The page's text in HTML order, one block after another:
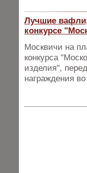
Лучшие
конкурсе
Москвичи на
конкурса
изделия",
награждения